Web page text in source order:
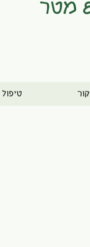
טיפול